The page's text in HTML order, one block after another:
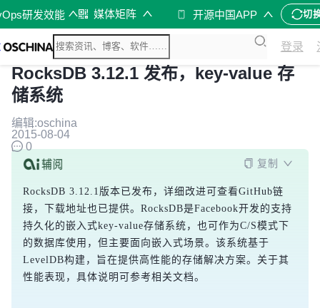
研发效能 媒体矩阵 开源中国APP 切
登录
RocksDB 3.12.1 发布，key-value 存
储系统
编辑:oschina
2015-08-04
0
复制
RocksDB 3.12.1版本已发布，详细改进可查看GitHub链
接，下载地址也已提供。RocksDB是Facebook开发的支持
持久化的嵌入式key-value存储系统，也可作为C/S模式下
的数据库使用，但主要面向嵌入式场景。该系统基于
LevelDB构建，旨在提供高性能的存储解决方案。关于其
性能表现，具体说明可参考相关文档。